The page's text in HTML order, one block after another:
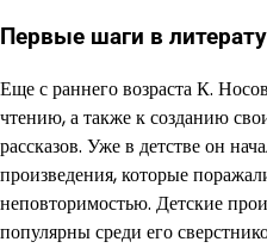
Первые шаги в
Еще с раннего возраста К.
чтению, а также к созданию
рассказов. Уже в детстве он
произведения, которые
неповторимостью. Детские
популярны среди его